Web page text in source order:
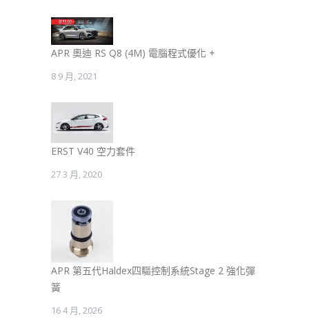
APR 奧迪 RS Q8 (4M) 電腦程式優化 +
8 9 月, 2021
ERST V40 空力套件
27 3 月, 2020
APR 第五代Haldex四驅控制系統Stage 2 強化彈
簧
16 4 月, 2026